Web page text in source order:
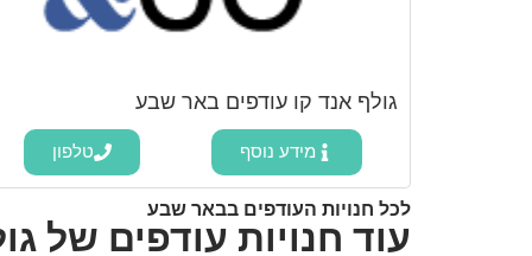
גולף אנד קו עודפים באר שבע
מידע נוסף טלפון
לכל חנויות העודפים בבאר שבע
עוד חנויות עודפים של